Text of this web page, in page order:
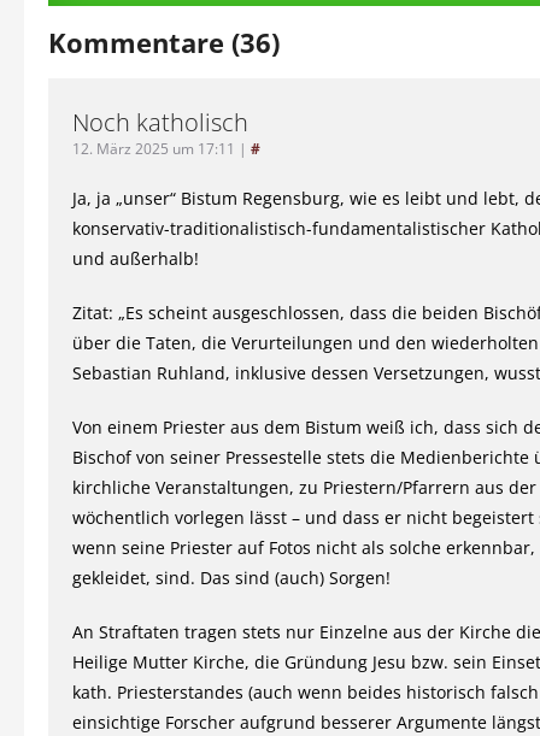
Kommentare (36)
Noch katholisch
12. März 2025 um 17:11 | #
Ja, ja „unser“ Bistum Regensburg, wie es leibt und lebt,
konservativ-traditionalistisch-fundamentalistischer
und außerhalb!
Zitat: „Es scheint ausgeschlossen, dass die beiden
über die Taten, die Verurteilungen und den
Sebastian Ruhland, inklusive dessen Versetzungen,
Von einem Priester aus dem Bistum weiß ich, dass sich
Bischof von seiner Pressestelle stets die Medienberichte
kirchliche Veranstaltungen, zu Priestern/Pfarrern aus der
wöchentlich vorlegen lässt – und dass er nicht begeistert
wenn seine Priester auf Fotos nicht als solche
gekleidet, sind. Das sind (auch) Sorgen!
An Straftaten tragen stets nur Einzelne aus der Kirche
Heilige Mutter Kirche, die Gründung Jesu bzw. sein
kath. Priesterstandes (auch wenn beides historisch
einsichtige Forscher aufgrund besserer Argumente